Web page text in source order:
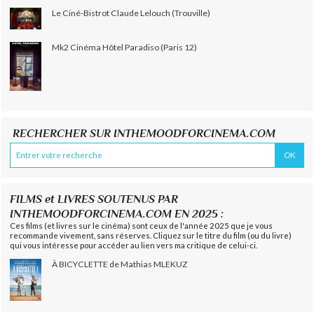
Le Ciné-Bistrot Claude Lelouch (Trouville)
Mk2 Cinéma Hôtel Paradiso (Paris 12)
RECHERCHER SUR INTHEMOODFORCINEMA.COM
FILMS et LIVRES SOUTENUS PAR
INTHEMOODFORCINEMA.COM EN 2025 :
Ces films (et livres sur le cinéma) sont ceux de l'année 2025 que je vous
recommande vivement, sans réserves. Cliquez sur le titre du film (ou du livre)
qui vous intéresse pour accéder au lien vers ma critique de celui-ci.
À BICYCLETTE de Mathias MLEKUZ